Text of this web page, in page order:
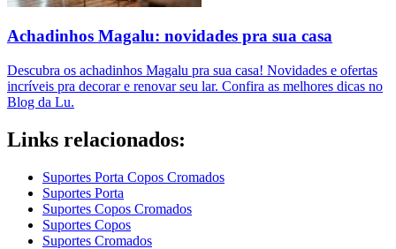
Achadinhos Magalu: novidades pra sua casa
Descubra os achadinhos Magalu pra sua casa! Novidades e ofertas
incríveis pra decorar e renovar seu lar. Confira as melhores dicas no
Blog da Lu.
Links relacionados:
Suportes Porta Copos Cromados
Suportes Porta
Suportes Copos Cromados
Suportes Copos
Suportes Cromados